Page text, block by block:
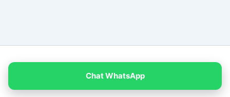
Chat WhatsApp